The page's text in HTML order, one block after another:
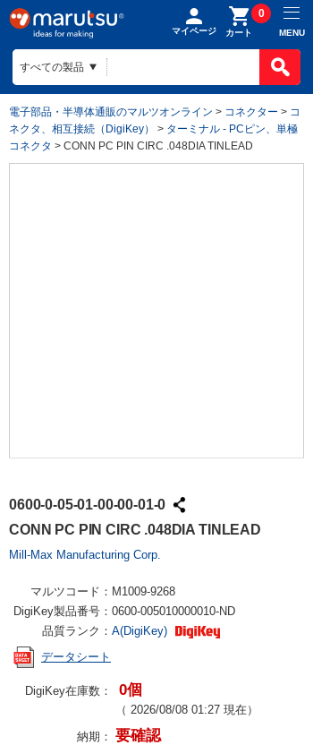
マイページ カート
0
MENU
電子部品・半導体通販のマルツオンライン > コネクター > コ
ネクタ、相互接続（DigiKey）
> ターミナル - PCピン、単極
コネクタ > CONN PC PIN CIRC .048DIA TINLEAD
0600-0-05-01-00-00-01-0
CONN PC PIN CIRC .048DIA TINLEAD
Mill-Max Manufacturing Corp.
マルツコード： M1009-9268
DigiKey製品番号： 0600-005010000010-ND
品質ランク： A(DigiKey)
データシート
DigiKey在庫数： 0個
（ 2026/08/08 01:27 現在）
納期： 要確認